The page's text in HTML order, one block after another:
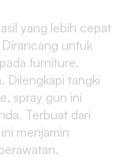
yang lebih cepat
untuk
furniture,
Dilengkapi tangki
spray gun ini
Terbuat dari
menjamin